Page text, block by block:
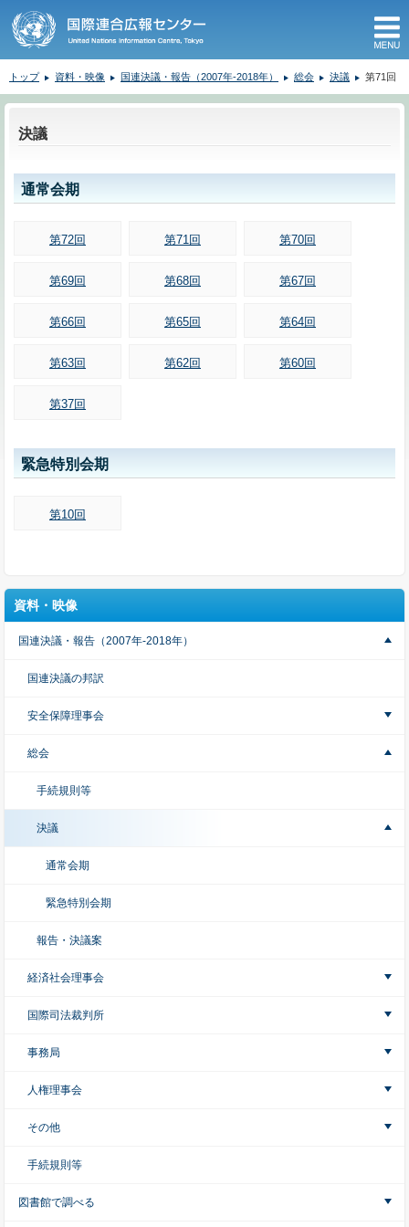
トップ 資料・映像 国連決議・報告（2007年-2018年） 総会 決議 第71回
決議
通常会期
第72回 第71回 第70回
第69回 第68回 第67回
第66回 第65回 第64回
第63回 第62回 第60回
第37回
緊急特別会期
第10回
資料・映像
国連決議・報告（2007年-2018年）
国連決議の邦訳
安全保障理事会
総会
手続規則等
決議
通常会期
緊急特別会期
報告・決議案
経済社会理事会
国際司法裁判所
事務局
人権理事会
その他
手続規則等
図書館で調べる